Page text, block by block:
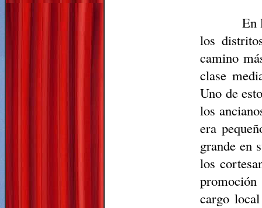
En
los
camino
clase
Uno de
los
era
grande en
los
cargo